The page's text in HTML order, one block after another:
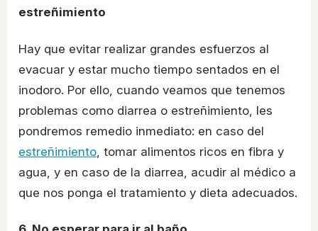
estreñimiento
Hay que evitar realizar grandes esfuerzos al
evacuar y estar mucho tiempo sentados en el
inodoro. Por ello, cuando veamos que tenemos
problemas como diarrea o estreñimiento, les
pondremos remedio inmediato: en caso del
estreñimiento , tomar alimentos ricos en fibra y
agua, y en caso de la diarrea, acudir al médico a
que nos ponga el tratamiento y dieta adecuados.